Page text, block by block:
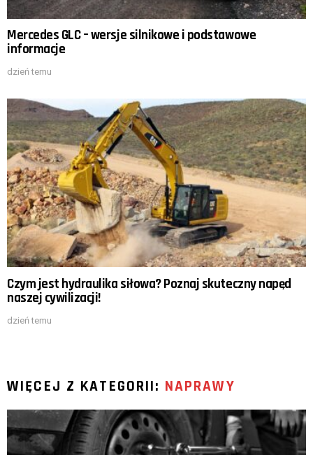
Mercedes GLC – wersje silnikowe i podstawowe
informacje
dzień temu
Czym jest hydraulika siłowa? Poznaj skuteczny napęd
naszej cywilizacji!
dzień temu
WIĘCEJ Z KATEGORII: NAPRAWY